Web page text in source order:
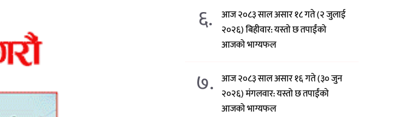
६.
आज २०८३ साल असार १८ गते (२ जुलाई
२०२६) बिहीवार: यस्तो छ तपाईंको
आजको भाग्यफल
७. आज २०८३ साल असार १६ गते (३० जुन
२०२६) मंगलवार: यस्तो छ तपाईंको
आजको भाग्यफल